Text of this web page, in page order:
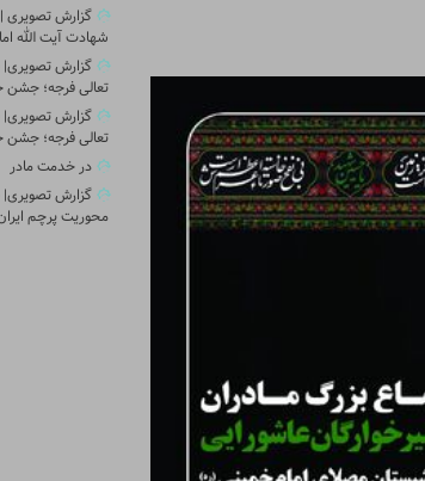
گزارش تصویری |
شهادت آیت الله
گزارش
تعالی فرجه؛ جشن
گزارش
تعالی فرجه؛ جشن
در خدمت مادر
گزارش تصویری|
محوریت پرچم